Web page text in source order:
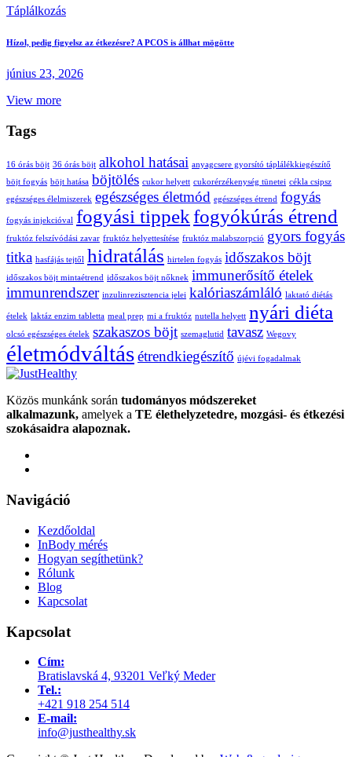
Táplálkozás
Hízol, pedig figyelsz az étkezésre? A PCOS is állhat mögötte
június 23, 2026
View more
Tags
16 órás böjt 36 órás böjt alkohol hatásai anyagcsere gyorsító táplálékkiegészítő
böjt fogyás böjt hatása böjtölés cukor helyett cukorérzékenység tünetei cékla csipsz
egészséges élelmiszerek egészséges életmód egészséges étrend fogyás
fogyás injekcióval fogyási tippekfogyókúrás étrend
fruktóz felszívódási zavar fruktóz helyettesítése fruktóz malabszorpció gyors fogyás
titka hasfájás tejtől hidratálás hirtelen fogyás időszakos böjt
időszakos böjt mintaétrend időszakos böjt nőknek immunerősítő ételek
immunrendszer inzulinrezisztencia jelei kalóriaszámláló laktató diétás
ételek laktáz enzim tabletta meal prep mi a fruktóz nutella helyett nyári diéta
olcsó egészséges ételek szakaszos böjt szemaglutid tavasz Wegovy
életmódváltásétrendkiegészítő újévi fogadalmak
Közös munkánk során tudományos módszereket
alkalmazunk, amelyek a TE élethelyzetedre, mozgási- és étkezési
szokásaidra alapoznak.
Navigáció
Kezdőoldal
InBody mérés
Hogyan segíthetünk?
Rólunk
Blog
Kapcsolat
Kapcsolat
Cím:
Bratislavská 4, 93201 Veľký Meder
Tel.:
+421 918 254 514
E-mail:
info@justhealthy.sk